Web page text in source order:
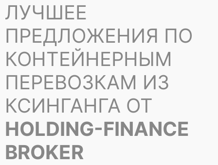
ЛУЧШЕЕ
ПРЕДЛОЖЕНИЯ ПО
КОНТЕЙНЕРНЫМ
ПЕРЕВОЗКАМ ИЗ
КСИНГАНГА ОТ
HOLDING-FINANCE
BROKER